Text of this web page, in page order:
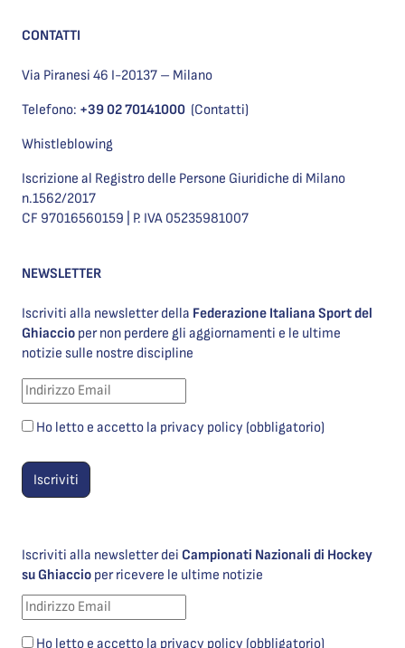
CONTATTI
Via Piranesi 46 I-20137 – Milano
Telefono: +39 02 70141000 (Contatti)
Whistleblowing
Iscrizione al Registro delle Persone Giuridiche di Milano
n.1562/2017
CF 97016560159 | P. IVA 05235981007
NEWSLETTER
Iscriviti alla newsletter della Federazione Italiana Sport del
Ghiaccio per non perdere gli aggiornamenti e le ultime
notizie sulle nostre discipline
Ho letto e accetto la privacy policy (obbligatorio)
Iscriviti alla newsletter dei Campionati Nazionali di Hockey
su Ghiaccio per ricevere le ultime notizie
Ho letto e accetto la privacy policy (obbligatorio)